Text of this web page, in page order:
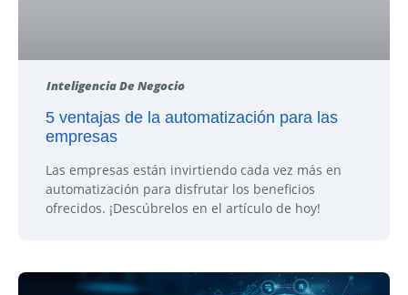
Inteligencia De Negocio
5 ventajas de la automatización para las
empresas
Las empresas están invirtiendo cada vez más en
automatización para disfrutar los beneficios
ofrecidos. ¡Descúbrelos en el artículo de hoy!